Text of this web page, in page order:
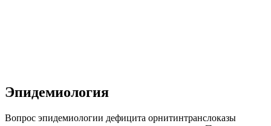
Эпидемиология
Вопрос эпидемиологии дефицита орнитинтранслоказы